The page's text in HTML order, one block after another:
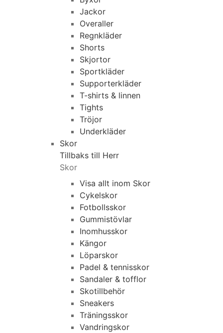
Jackor
Overaller
Regnkläder
Shorts
Skjortor
Sportkläder
Supporterkläder
T-shirts & linnen
Tights
Tröjor
Underkläder
Skor
Tillbaks till Herr
Skor
Visa allt inom Skor
Cykelskor
Fotbollsskor
Gummistövlar
Inomhusskor
Kängor
Löparskor
Padel & tennisskor
Sandaler & tofflor
Skotillbehör
Sneakers
Träningsskor
Vandringskor